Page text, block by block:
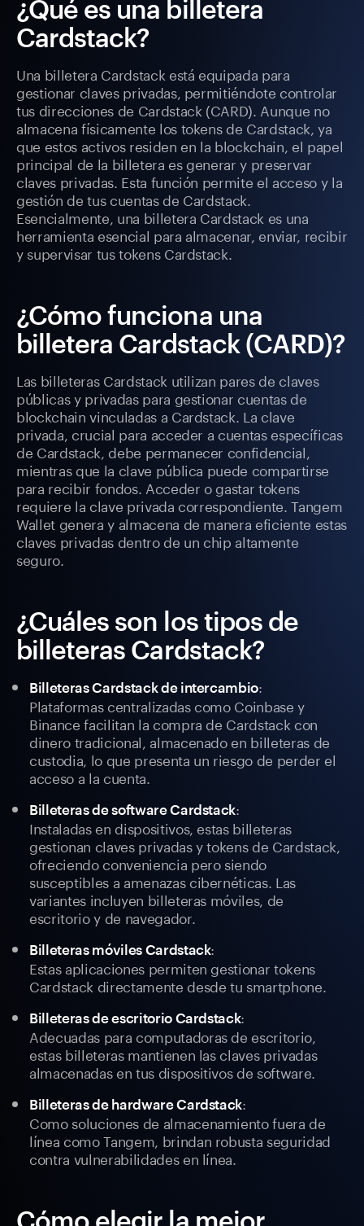
¿Qué es una billetera
Cardstack?
Una billetera Cardstack está equipada para
gestionar claves privadas, permitiéndote controlar
tus direcciones de Cardstack (CARD). Aunque no
almacena físicamente los tokens de Cardstack, ya
que estos activos residen en la blockchain, el papel
principal de la billetera es generar y preservar
claves privadas. Esta función permite el acceso y la
gestión de tus cuentas de Cardstack.
Esencialmente, una billetera Cardstack es una
herramienta esencial para almacenar, enviar, recibir
y supervisar tus tokens Cardstack.
¿Cómo funciona una
billetera Cardstack (CARD)?
Las billeteras Cardstack utilizan pares de claves
públicas y privadas para gestionar cuentas de
blockchain vinculadas a Cardstack. La clave
privada, crucial para acceder a cuentas específicas
de Cardstack, debe permanecer confidencial,
mientras que la clave pública puede compartirse
para recibir fondos. Acceder o gastar tokens
requiere la clave privada correspondiente. Tangem
Wallet genera y almacena de manera eficiente estas
claves privadas dentro de un chip altamente
seguro.
¿Cuáles son los tipos de
billeteras Cardstack?
Billeteras Cardstack de intercambio:
Plataformas centralizadas como Coinbase y
Binance facilitan la compra de Cardstack con
dinero tradicional, almacenado en billeteras de
custodia, lo que presenta un riesgo de perder el
acceso a la cuenta.
Billeteras de software Cardstack:
Instaladas en dispositivos, estas billeteras
gestionan claves privadas y tokens de Cardstack,
ofreciendo conveniencia pero siendo
susceptibles a amenazas cibernéticas. Las
variantes incluyen billeteras móviles, de
escritorio y de navegador.
Billeteras móviles Cardstack:
Estas aplicaciones permiten gestionar tokens
Cardstack directamente desde tu smartphone.
Billeteras de escritorio Cardstack:
Adecuadas para computadoras de escritorio,
estas billeteras mantienen las claves privadas
almacenadas en tus dispositivos de software.
Billeteras de hardware Cardstack:
Como soluciones de almacenamiento fuera de
línea como Tangem, brindan robusta seguridad
contra vulnerabilidades en línea.